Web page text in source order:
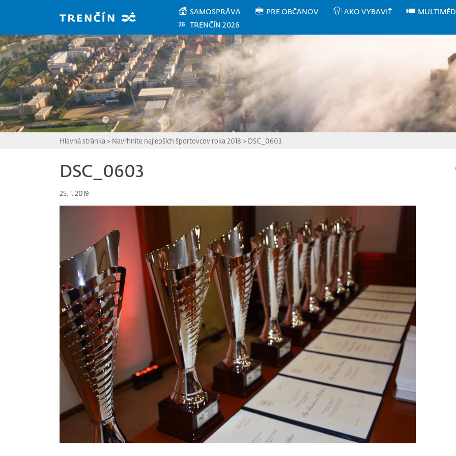
SAMOSPRÁVA PRE OBČANOV AKO VYBAVIŤ
TRENČÍN 2026
Hlavná stránka > Navrhnite najlepších športovcov roka 2018 > DSC_0603
DSC_0603
25. 1. 2019